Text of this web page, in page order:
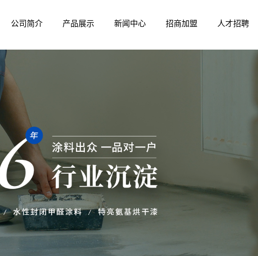
公司简介 产品展示 新闻中心 招商加盟 人才招聘